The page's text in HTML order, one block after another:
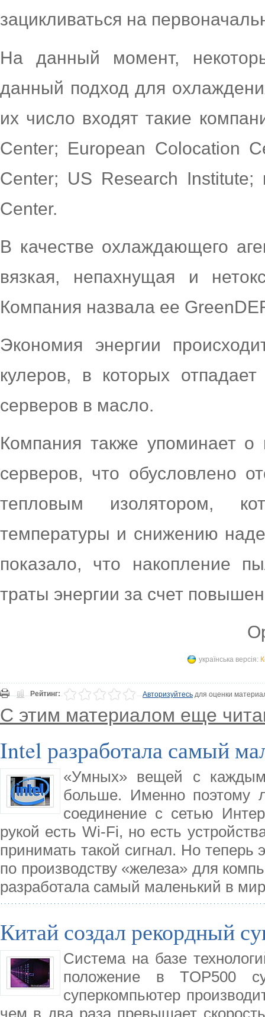
зацикливаться на
На данный момент,
данный подход для
их число входят такие
Center; European Colocation
Center; US Research
Center.
В качестве охлаждающего
вязкая, непахнущая и
Компания назвала ее
Экономия энергии
кулеров, в которых
серверов в масло.
Компания также упоминает о
серверов, что обусловлено
тепловым изолятором,
температуры и снижению
показало, что накопление
траты энергии за счет
українська версія:
Рейтинг: Авторизуйтесьдля оценки
С этим материалом еще
Intel разработала самый
«Умных» вещей с
больше. Именно поэтому
соединение с сетью
рукой есть Wi-Fi, но есть
принимать такой сигнал. Но
по производству «железа» для
разработала самый маленький в
Китай создал рекордный
Система на базе
положение в TOP500
суперкомпьютер
чем в два раза превышает